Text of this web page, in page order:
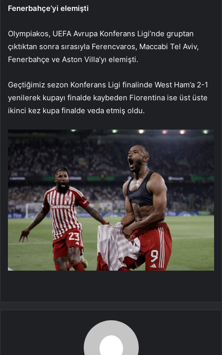
Fenerbahçe’yi elemişti
Olympiakos, UEFA Avrupa Konferans Ligi’nde gruptan
çıktıktan sonra sırasıyla Ferencvaros, Maccabi Tel Aviv,
Fenerbahçe ve Aston Villa’yı elemişti.
Geçtiğimiz sezon Konferans Ligi finalinde West Ham’a 2-1
yenilerek kupayı finalde kaybeden Fiorentina ise üst üste
ikinci kez kupa finalde veda etmiş oldu.